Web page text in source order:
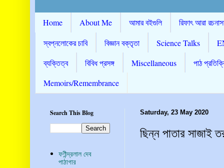
Home About Me আমার বইগুলি
রিফাৎ আরা
স্বপ্নলোকের চাবি
বিজ্ঞান বক্তৃতা Science Talks
ব্যক্তিত্ব
বিবিধ প্রসঙ্গ Miscellaneous
পাঠ
Memoirs/Remembrance
Saturday, 23 May 2020
ছিন্ন পাতার সাজাই
Search This Blog
ফণীন্দ্রলাল দেব
পাঠাগার